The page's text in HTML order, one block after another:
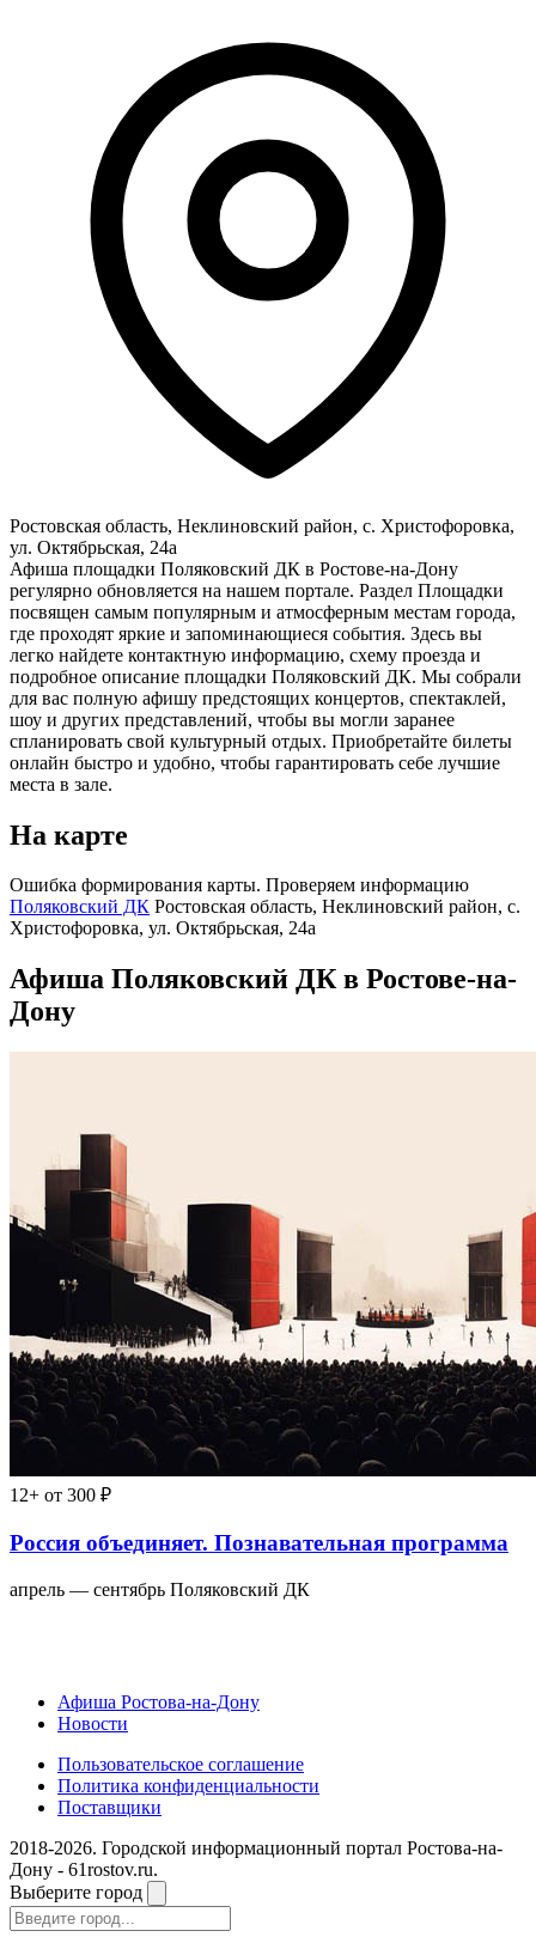
Ростовская область, Неклиновский район, с. Христофоровка,
ул. Октябрьская, 24а
Афиша площадки Поляковский ДК в Ростове-на-Дону
регулярно обновляется на нашем портале. Раздел Площадки
посвящен самым популярным и атмосферным местам города,
где проходят яркие и запоминающиеся события. Здесь вы
легко найдете контактную информацию, схему проезда и
подробное описание площадки Поляковский ДК. Мы собрали
для вас полную афишу предстоящих концертов, спектаклей,
шоу и других представлений, чтобы вы могли заранее
спланировать свой культурный отдых. Приобретайте билеты
онлайн быстро и удобно, чтобы гарантировать себе лучшие
места в зале.
На карте
Ошибка формирования карты. Проверяем информацию
Поляковский ДК Ростовская область, Неклиновский район, с.
Христофоровка, ул. Октябрьская, 24а
Афиша Поляковский ДК в Ростове-на-
Дону
12+ от 300 ₽
Россия объединяет. Познавательная программа
апрель — сентябрь Поляковский ДК
Афиша Ростова-на-Дону
Новости
Пользовательское соглашение
Политика конфиденциальности
Поставщики
2018-2026. Городской информационный портал Ростова-на-
Дону - 61rostov.ru.
Выберите город